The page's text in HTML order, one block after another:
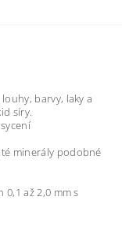
barvy, laky a
síry.
minerály podobné
až 2,0 mm s